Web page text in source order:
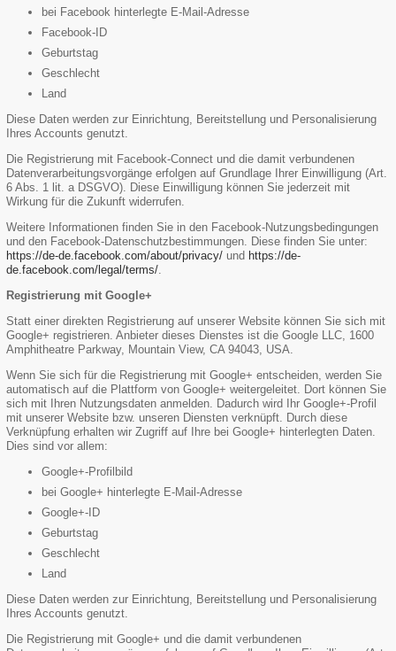
bei Facebook hinterlegte E-Mail-Adresse
Facebook-ID
Geburtstag
Geschlecht
Land
Diese Daten werden zur Einrichtung, Bereitstellung und Personalisierung
Ihres Accounts genutzt.
Die Registrierung mit Facebook-Connect und die damit verbundenen
Datenverarbeitungsvorgänge erfolgen auf Grundlage Ihrer Einwilligung (Art.
6 Abs. 1 lit. a DSGVO). Diese Einwilligung können Sie jederzeit mit
Wirkung für die Zukunft widerrufen.
Weitere Informationen finden Sie in den Facebook-Nutzungsbedingungen
und den Facebook-Datenschutzbestimmungen. Diese finden Sie unter:
https://de-de.facebook.com/about/privacy/ und https://de-
de.facebook.com/legal/terms/.
Registrierung mit Google+
Statt einer direkten Registrierung auf unserer Website können Sie sich mit
Google+ registrieren. Anbieter dieses Dienstes ist die Google LLC, 1600
Amphitheatre Parkway, Mountain View, CA 94043, USA.
Wenn Sie sich für die Registrierung mit Google+ entscheiden, werden Sie
automatisch auf die Plattform von Google+ weitergeleitet. Dort können Sie
sich mit Ihren Nutzungsdaten anmelden. Dadurch wird Ihr Google+-Profil
mit unserer Website bzw. unseren Diensten verknüpft. Durch diese
Verknüpfung erhalten wir Zugriff auf Ihre bei Google+ hinterlegten Daten.
Dies sind vor allem:
Google+-Profilbild
bei Google+ hinterlegte E-Mail-Adresse
Google+-ID
Geburtstag
Geschlecht
Land
Diese Daten werden zur Einrichtung, Bereitstellung und Personalisierung
Ihres Accounts genutzt.
Die Registrierung mit Google+ und die damit verbundenen